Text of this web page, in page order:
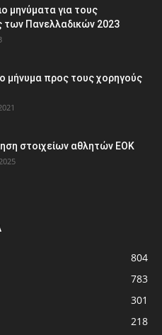
μηνύματα για τους
των Πανελλαδικών 2023
μήνυμα προς τους χορηγούς
στοιχείων αθλητών ΕΟΚ
804
783
301
218